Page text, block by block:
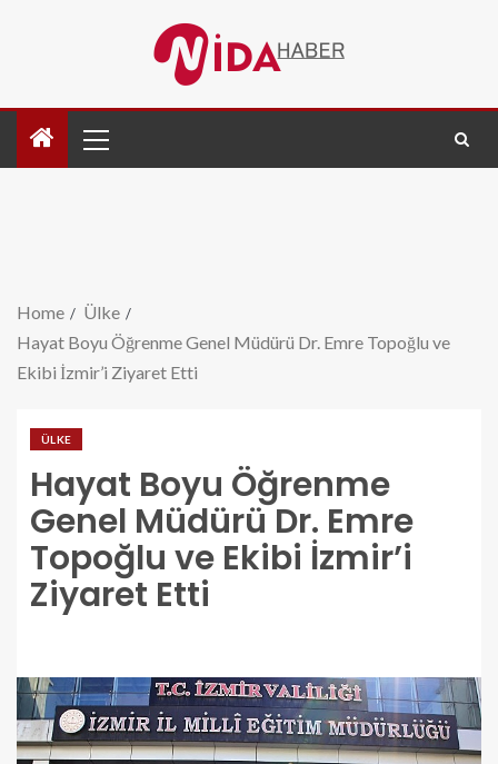
Home
Ülke
Hayat Boyu Öğrenme Genel Müdürü Dr. Emre Topoğlu ve
Ekibi İzmir’i Ziyaret Etti
ÜLKE
Hayat Boyu Öğrenme
Genel Müdürü Dr. Emre
Topoğlu ve Ekibi İzmir’i
Ziyaret Etti